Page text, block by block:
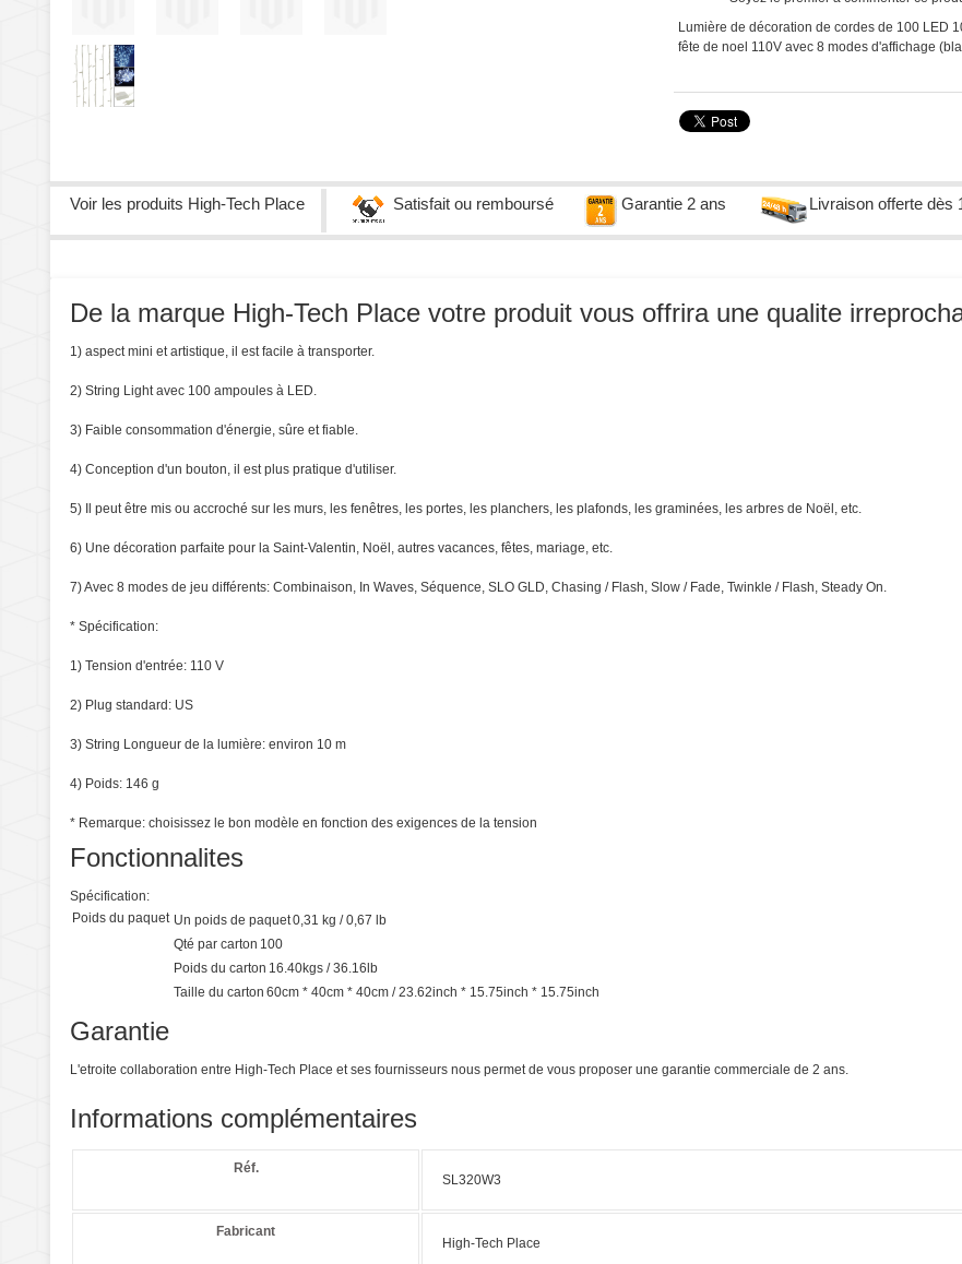
Lumière de décoration de cordes de 100 LED
fête de noel 110V avec 8 modes d'affichage
Voir les produits High-Tech Place Satisfait ou remboursé Garantie 2 ans Livraison offerte dès
De la marque High-Tech Place votre produit vous offrira une qualite
1) aspect mini et artistique, il est facile à transporter.
2) String Light avec 100 ampoules à LED.
3) Faible consommation d'énergie, sûre et fiable.
4) Conception d'un bouton, il est plus pratique d'utiliser.
5) Il peut être mis ou accroché sur les murs, les fenêtres, les portes, les planchers, les plafonds, les graminées, les arbres de Noël, etc.
6) Une décoration parfaite pour la Saint-Valentin, Noël, autres vacances, fêtes, mariage, etc.
7) Avec 8 modes de jeu différents: Combinaison, In Waves, Séquence, SLO GLD, Chasing / Flash, Slow / Fade, Twinkle / Flash, Steady On.
* Spécification:
1) Tension d'entrée: 110 V
2) Plug standard: US
3) String Longueur de la lumière: environ 10 m
4) Poids: 146 g
* Remarque: choisissez le bon modèle en fonction des exigences de la tension
Fonctionnalites
Spécification:
Poids du paquet Un poids de paquet0,31 kg / 0,67 lb
Qté par carton 100
Poids du carton 16.40kgs / 36.16lb
Taille du carton 60cm * 40cm * 40cm / 23.62inch * 15.75inch * 15.75inch
Garantie
L'etroite collaboration entre High-Tech Place et ses fournisseurs nous permet de vous proposer une garantie commerciale de 2 ans.
Informations complémentaires
Réf.
SL320W3
Fabricant
High-Tech Place